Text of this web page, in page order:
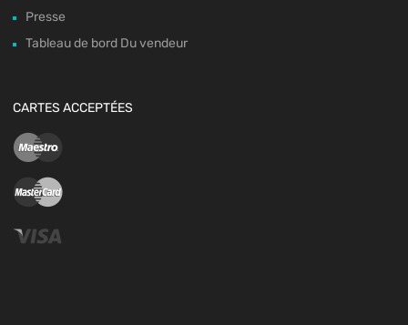
Presse
Tableau de bord Du vendeur
CARTES ACCEPTÉES